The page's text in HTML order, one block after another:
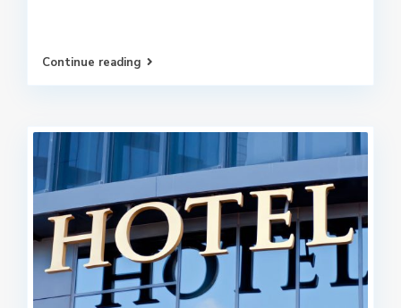
Continue reading